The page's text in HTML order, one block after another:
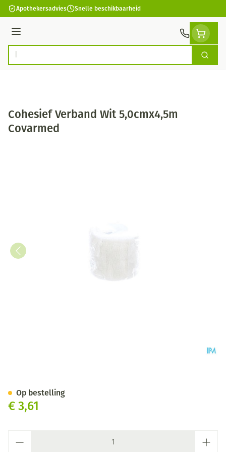
Ga naar de inhoud
Apothekersadvies Snelle beschikbaarheid
Menu
Product, merk, categorie... Zoek
Cohesief Verband Wit 5,0cmx4,5m
Covarmed
€ 3,61
Op bestelling